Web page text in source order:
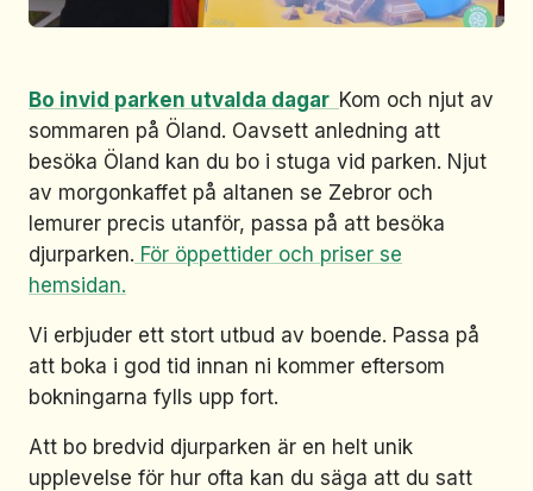
Bo invid parken utvalda dagar Kom och njut av
sommaren på Öland. Oavsett anledning att
besöka Öland kan du bo i stuga vid parken. Njut
av morgonkaffet på altanen se Zebror och
lemurer precis utanför, passa på att besöka
djurparken. För öppettider och priser se
hemsidan.
Vi erbjuder ett stort utbud av boende. Passa på
att boka i god tid innan ni kommer eftersom
bokningarna fylls upp fort.
Att bo bredvid djurparken är en helt unik
upplevelse för hur ofta kan du säga att du satt